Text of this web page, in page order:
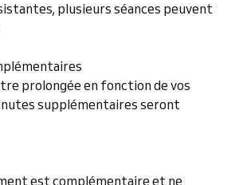
plusieurs séances peuvent
prolongée en fonction de vos
supplémentaires seront
est complémentaire et ne